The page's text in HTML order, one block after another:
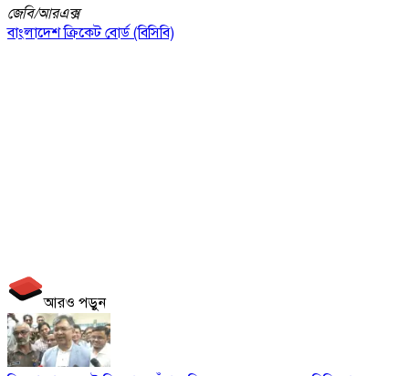
জেবি/আরএক্স
বাংলাদেশ ক্রিকেট বোর্ড (বিসিবি)
আরও পড়ুন